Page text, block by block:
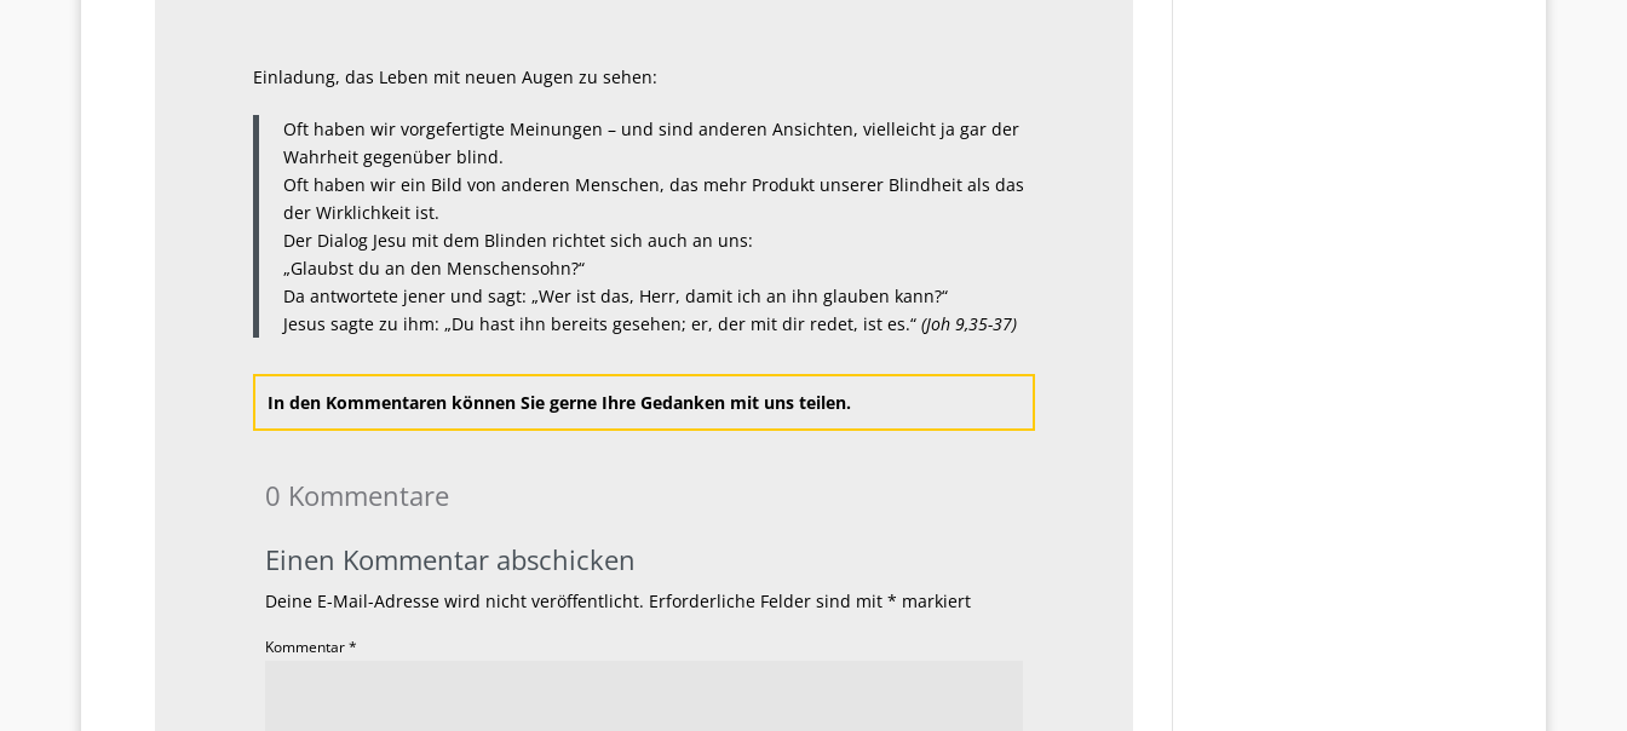
Einladung, das Leben mit neuen Augen zu sehen:
Oft haben wir vorgefertigte Meinungen – und sind anderen Ansichten, vielleicht ja gar der
Wahrheit gegenüber blind.
Oft haben wir ein Bild von anderen Menschen, das mehr Produkt unserer Blindheit als das
der Wirklichkeit ist.
Der Dialog Jesu mit dem Blinden richtet sich auch an uns:
„Glaubst du an den Menschensohn?“
Da antwortete jener und sagt: „Wer ist das, Herr, damit ich an ihn glauben kann?“
Jesus sagte zu ihm: „Du hast ihn bereits gesehen; er, der mit dir redet, ist es.“ (Joh 9,35-37)
In den Kommentaren können Sie gerne Ihre Gedanken mit uns teilen.
0 Kommentare
Einen Kommentar abschicken
Deine E-Mail-Adresse wird nicht veröffentlicht. Erforderliche Felder sind mit * markiert
Kommentar*